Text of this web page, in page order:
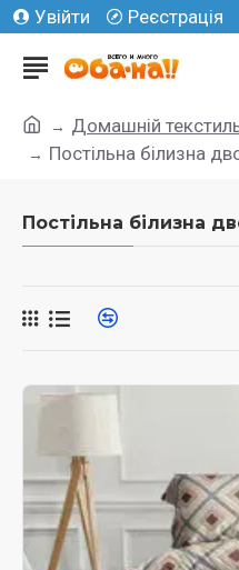
Увійти Реєстрація
Домашній
Постільна білизна
Постільна білизна